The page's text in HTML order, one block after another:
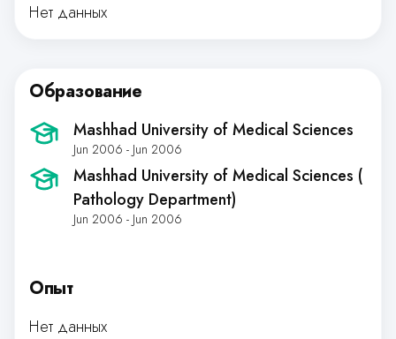
Нет данных
Образование
Mashhad University of Medical Sciences
Jun 2006 - Jun 2006
Mashhad University of Medical Sciences (
Pathology Department)
Jun 2006 - Jun 2006
Опыт
Нет данных